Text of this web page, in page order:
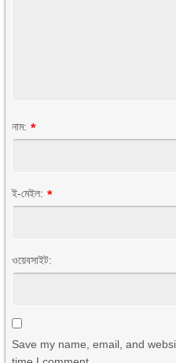
নাম: *
ই-মেইল: *
ওয়েবসাইট:
Save my name, email, and